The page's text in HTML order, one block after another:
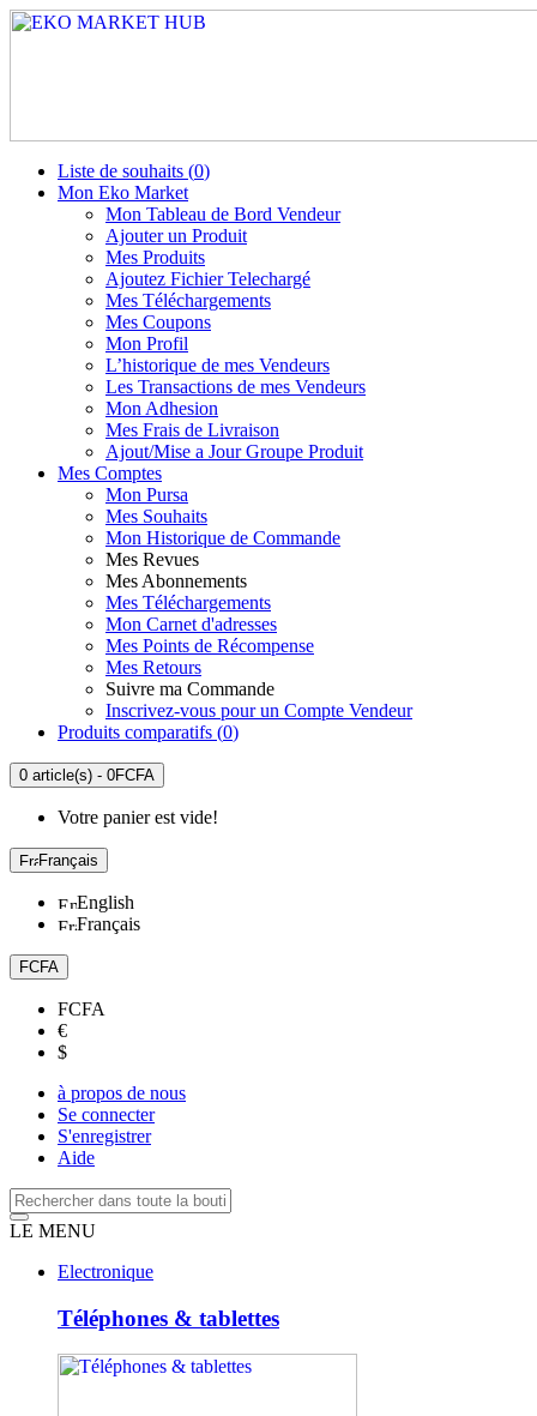
Liste de souhaits (0)
Mon Eko Market
Mon Tableau de Bord Vendeur
Ajouter un Produit
Mes Produits
Ajoutez Fichier Telechargé
Mes Téléchargements
Mes Coupons
Mon Profil
L’historique de mes Vendeurs
Les Transactions de mes Vendeurs
Mon Adhesion
Mes Frais de Livraison
Ajout/Mise a Jour Groupe Produit
Mes Comptes
Mon Pursa
Mes Souhaits
Mon Historique de Commande
Mes Revues
Mes Abonnements
Mes Téléchargements
Mon Carnet d'adresses
Mes Points de Récompense
Mes Retours
Suivre ma Commande
Inscrivez-vous pour un Compte Vendeur
Produits comparatifs (0)
0 article(s) - 0FCFA
Votre panier est vide!
Français
English
Français
FCFA
FCFA
€
$
à propos de nous
Se connecter
S'enregistrer
Aide
LE MENU
Electronique
Téléphones & tablettes